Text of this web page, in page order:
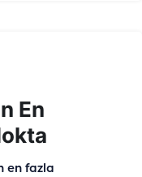
En
en fazla